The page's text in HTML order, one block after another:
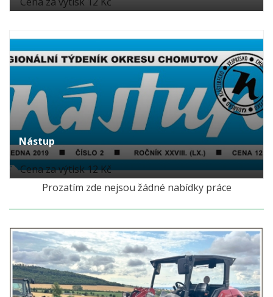
Nástup
Cena za výtisk 12 Kč
Prozatím zde nejsou žádné nabídky práce